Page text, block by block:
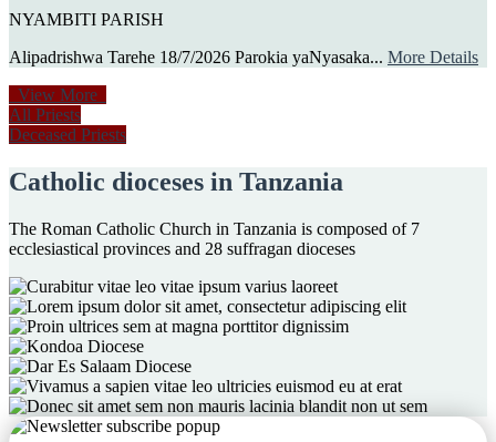
NYAMBITI PARISH
Alipadrishwa Tarehe 18/7/2026 Parokia yaNyasaka... More Details
View More
All Priests
Deceased Priests
Catholic dioceses in Tanzania
The Roman Catholic Church in Tanzania is composed of 7
ecclesiastical provinces and 28 suffragan dioceses